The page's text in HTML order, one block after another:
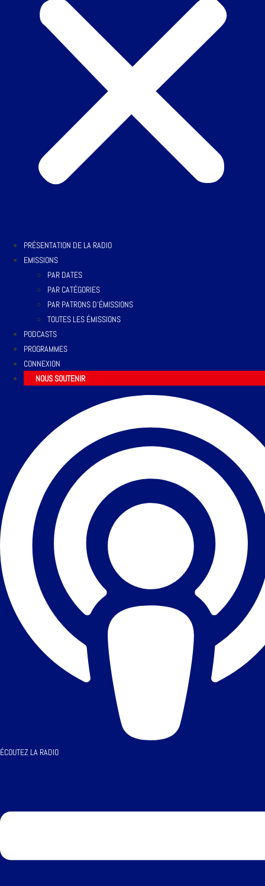
PRÉSENTATION DE LA RADIO
EMISSIONS
PAR DATES
PAR CATÉGORIES
PAR PATRONS D’ÉMISSIONS
TOUTES LES ÉMISSIONS
PODCASTS
PROGRAMMES
CONNEXION
NOUS SOUTENIR
ÉCOUTEZ LA RADIO